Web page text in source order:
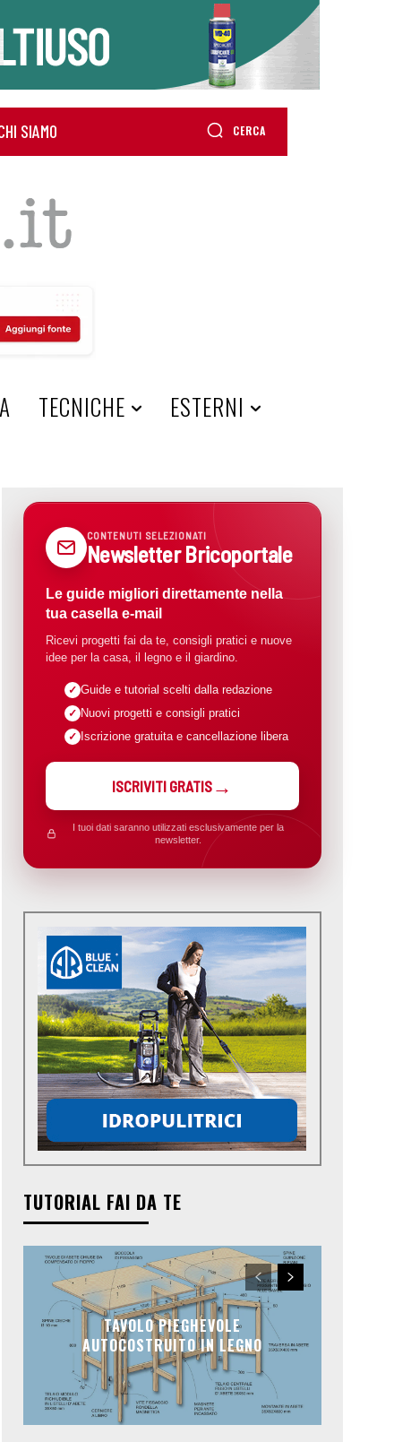
SIAMO CERCA
TECNICHE ESTERNI
CONTENUTI SELEZIONATI
Newsletter Bricoportale
Le guide migliori direttamente nella
tua casella e-mail
Ricevi progetti fai da te, consigli pratici e nuove
idee per la casa, il legno e il giardino.
Guide e tutorial scelti dalla redazione
Nuovi progetti e consigli pratici
Iscrizione gratuita e cancellazione libera
ISCRIVITI GRATIS
I tuoi dati saranno utilizzati esclusivamente per la
newsletter.
TUTORIAL FAI DA TE
TAVOLO PIEGHEVOLE
AUTOCOSTRUITO IN LEGNO